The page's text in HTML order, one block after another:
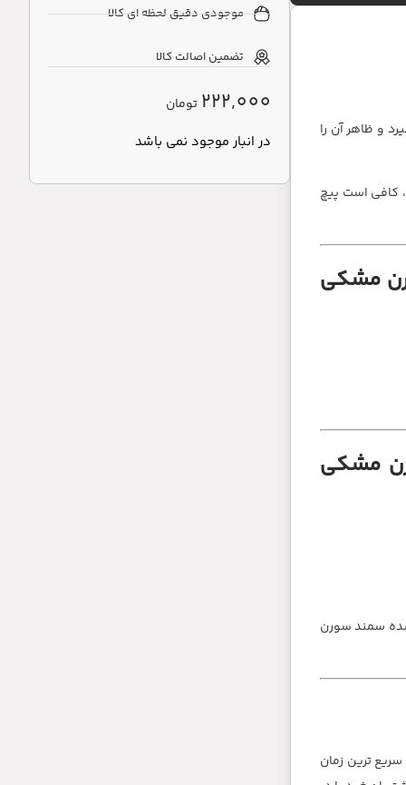
و ظاهر آن را
کافی است پیچ
مشکی
مشکی
شده سمند سورن
ترین زمان
موجودی دقیق لحظه ای کالا
تضمین اصالت کالا
222,000 تومان
در انبار موجود نمی باشد